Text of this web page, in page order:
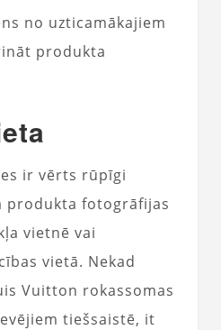
no uzticamākajiem
produkta
ir vērts rūpīgi
produkta fotogrāfijas
vietnē vai
vietā. Nekad
Vuitton rokassomas
tiešsaistē, it